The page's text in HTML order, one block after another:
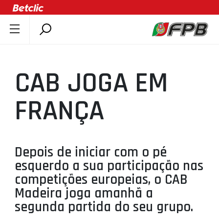
ÚLTIMAS
COMPETIÇÕES
ASSOCIAÇÕES
AGENTES
AGENDA
SELEÇÕES
MINIBASQUETE
ÁREA TÉCNICA
CAB JOGA EM
FRANÇA
Depois de iniciar com o pé
esquerdo a sua participação nas
competições europeias, o CAB
Madeira joga amanhã a
segunda partida do seu grupo.